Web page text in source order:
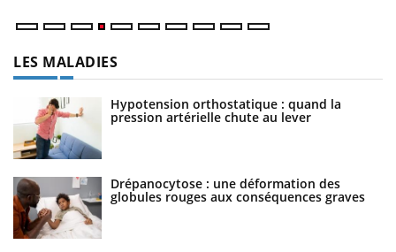
LES MALADIES
Hypotension orthostatique : quand la
pression artérielle chute au lever
Drépanocytose : une déformation des
globules rouges aux conséquences graves